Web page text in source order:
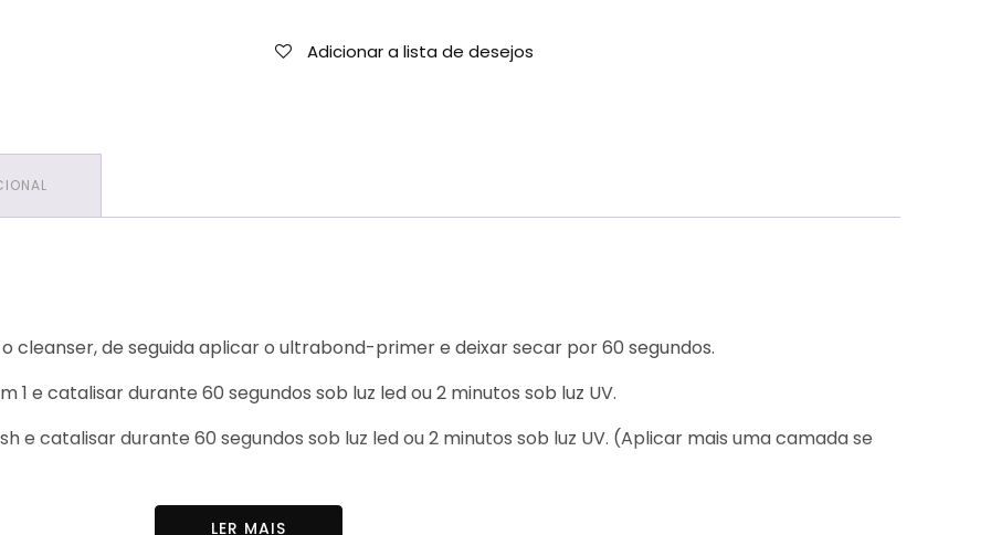
Adicionar a lista de desejos
cleanser, de seguida aplicar o ultrabond-primer e deixar secar por 60 segundos.
e catalisar durante 60 segundos sob luz led ou 2 minutos sob luz UV.
e catalisar durante 60 segundos sob luz led ou 2 minutos sob luz UV. (Aplicar mais uma camada se
e catalisar durante 60 segundos sob luz led ou 2 minutos sob luz UV. Limpar a camada de dispersão
LER MAIS